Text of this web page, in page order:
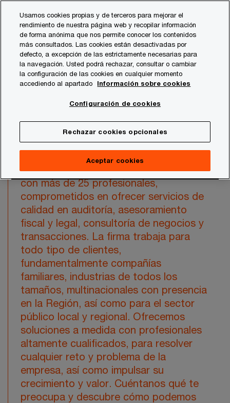
content
footer
Quiénes somos
Murcia
¿Cómo podemos ayudarte?
La oficina de PwC en Murcia cuenta
con más de 25 profesionales,
comprometidos en ofrecer servicios de
calidad en auditoría, asesoramiento
fiscal y legal, consultoría de negocios y
transacciones. La firma trabaja para
todo tipo de clientes,
fundamentalmente compañías
familiares, industrias de todos los
tamaños, multinacionales con presencia
en la Región, así como para el sector
público local y regional. Ofrecemos
soluciones a medida con profesionales
altamente cualificados, para resolver
cualquier reto y problema de la
empresa, así como impulsar su
crecimiento y valor. Cuéntanos qué te
preocupa y descubre cómo podemos
Usamos cookies propias y de terceros para mejorar el
rendimiento de nuestra página web y recopilar información
de forma anónima que nos permite conocer los contenidos
más consultados. Las cookies están desactivadas por
defecto, a excepción de las estrictamente necesarias para
la navegación. Usted podrá rechazar, consultar o cambiar
la configuración de las cookies en cualquier momento
accediendo al apartado
Información sobre cookies
Configuración de cookies
Rechazar cookies opcionales
Aceptar cookies